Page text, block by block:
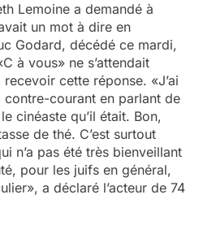
Lemoine a demandé à
un mot à dire en
Godard, décédé ce mardi,
à vous» ne s’attendait
cette réponse. «J’ai
contre-courant en parlant de
cinéaste qu’il était. Bon,
de thé. C’est surtout
n’a pas été très bienveillant
pour les juifs en général,
a déclaré l’acteur de 74